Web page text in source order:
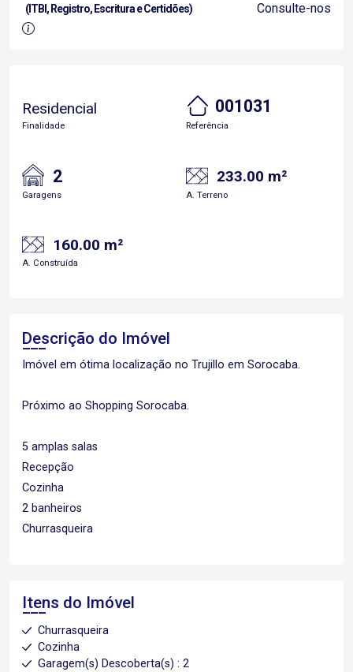
(ITBI, Registro, Escritura e Certidões) Consulte-nos
Residencial
Finalidade
001031
Referência
2
Garagens
233.00 m²
A. Terreno
160.00 m²
A. Construída
Descrição do Imóvel
Imóvel em ótima localização no Trujillo em Sorocaba.
Próximo ao Shopping Sorocaba.
5 amplas salas
Recepção
Cozinha
2 banheiros
Churrasqueira
Itens do Imóvel
Churrasqueira
Cozinha
Garagem(s) Descoberta(s) : 2